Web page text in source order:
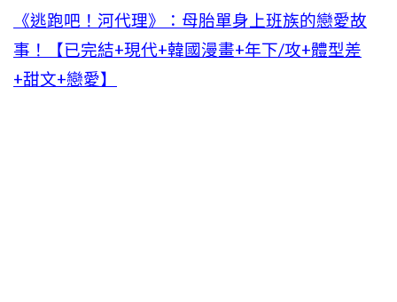
《逃跑吧！河代理》：母胎單身上班族的戀愛故
事！【已完結+現代+韓國漫畫+年下/攻+體型差
+甜文+戀愛】